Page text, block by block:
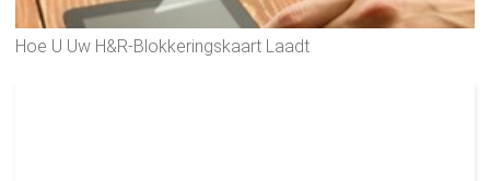
Hoe U Uw H&R-Blokkeringskaart Laadt